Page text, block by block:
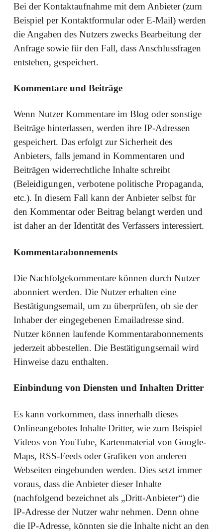
Bei der Kontaktaufnahme mit dem Anbieter (zum
Beispiel per Kontaktformular oder E-Mail) werden
die Angaben des Nutzers zwecks Bearbeitung der
Anfrage sowie für den Fall, dass Anschlussfragen
entstehen, gespeichert.
Kommentare und Beiträge
Wenn Nutzer Kommentare im Blog oder sonstige
Beiträge hinterlassen, werden ihre IP-Adressen
gespeichert. Das erfolgt zur Sicherheit des
Anbieters, falls jemand in Kommentaren und
Beiträgen widerrechtliche Inhalte schreibt
(Beleidigungen, verbotene politische Propaganda,
etc.). In diesem Fall kann der Anbieter selbst für
den Kommentar oder Beitrag belangt werden und
ist daher an der Identität des Verfassers interessiert.
Kommentarabonnements
Die Nachfolgekommentare können durch Nutzer
abonniert werden. Die Nutzer erhalten eine
Bestätigungsemail, um zu überprüfen, ob sie der
Inhaber der eingegebenen Emailadresse sind.
Nutzer können laufende Kommentarabonnements
jederzeit abbestellen. Die Bestätigungsemail wird
Hinweise dazu enthalten.
Einbindung von Diensten und Inhalten Dritter
Es kann vorkommen, dass innerhalb dieses
Onlineangebotes Inhalte Dritter, wie zum Beispiel
Videos von YouTube, Kartenmaterial von Google-
Maps, RSS-Feeds oder Grafiken von anderen
Webseiten eingebunden werden. Dies setzt immer
voraus, dass die Anbieter dieser Inhalte
(nachfolgend bezeichnet als „Dritt-Anbieter“) die
IP-Adresse der Nutzer wahr nehmen. Denn ohne
die IP-Adresse, könnten sie die Inhalte nicht an den